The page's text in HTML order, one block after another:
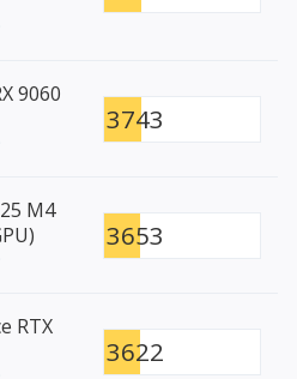
9060
3743
M4
3653
RTX
3622